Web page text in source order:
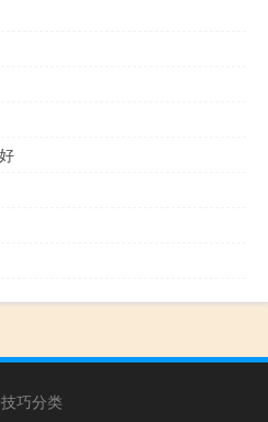
巧分类